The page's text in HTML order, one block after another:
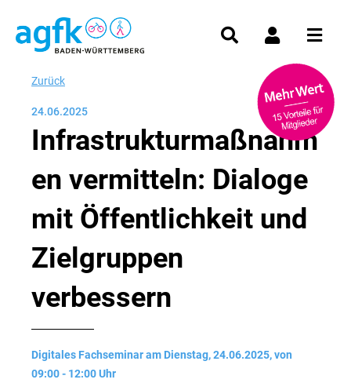
Zurück
24.06.2025
Infrastrukturmaßnahm
en vermitteln: Dialoge
mit Öffentlichkeit und
Zielgruppen
verbessern
Digitales Fachseminar am Dienstag, 24.06.2025, von
09:00 - 12:00 Uhr